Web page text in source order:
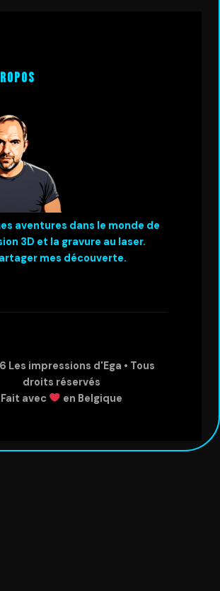
aventures dans le monde de
3D et la gravure au laser.
mes découverte.
Les impressions d'Ega • Tous
droits réservés
Fait avec
en Belgique